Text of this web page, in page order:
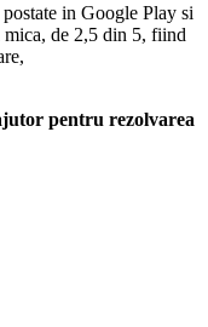
in Google Play si
de 2,5 din 5, fiind
pentru rezolvarea